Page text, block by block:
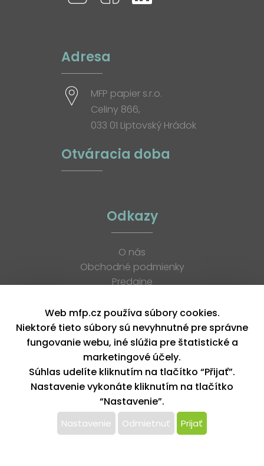
Adresa
MFP papier s.r.o.
Celiny 866,
033 01 Liptovský Hrádok
Otváracia doba
Odkazy
O nás
Obchodné podmienky
Predajne
K stiahnutiu
Blog
Kontakt
Kariéra
XML feed
Copyright © 2026, MFP paper s. r. o. | Všetky práva vyhradené
design by MFP
Tento web používa k poskytovaniu služieb,
Web mfp.cz používa súbory cookies.
Niektoré tieto súbory sú nevyhnutné pre správne
fungovanie webu, iné slúžia pre štatistické a
marketingové účely.
Súhlas udelíte kliknutím na tlačítko “Přijať”.
Nastavenie vykonáte kliknutím na tlačítko
“Nastavenie”.
Nastavenie Odmietnuť Prijať